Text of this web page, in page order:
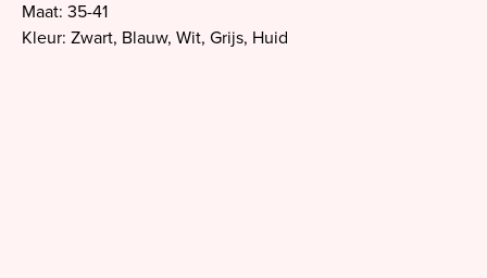
Maat: 35-41
Kleur: Zwart, Blauw, Wit, Grijs, Huid